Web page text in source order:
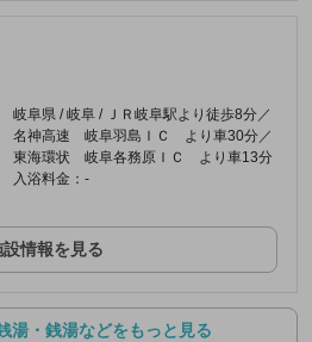
岐阜県 / 岐阜 / ＪＲ岐阜駅より徒歩8分／
名神高速 岐阜羽島ＩＣ より車30分／
東海環状 岐阜各務原ＩＣ より車13分
入浴料金：-
設情報を見る
湯・銭湯などをもっと見る